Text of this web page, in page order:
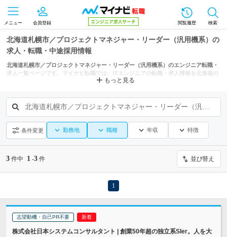
メニュー 会員登録 閲覧履歴 検索
北海道札幌市／プロジェクトマネジャー・リーダー（汎用機系）の
求人・転職・中途採用情報
北海道札幌市／プロジェクトマネジャー・リーダー（汎用機系）のエンジニア転職・
求人一覧ページです。マイナビ転職では、ITエンジニアの転職・求人情報を北海道の
もっと見る
北海道札幌市／プロジェクトマネジャー・リーダー（汎用機系）
条件変更 勤務地 職種 年収 特徴
3 件中 1 -3 件 並び替え
1
志望動機・自己PR不要
株式会社日本システムコンサルタント | 創業50年超の独立系SIer。人を大